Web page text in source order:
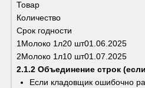
Товар
Количество
Срок годности
1Молоко 1л20 шт01.06.2025
2Молоко 1л10 шт01.07.2025
2.1.2 Объединение строк
Если кладовщик ошибочно